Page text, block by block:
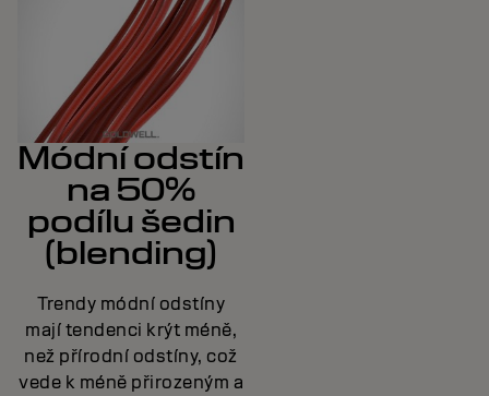
Módní odstín
na 50%
podílu šedin
(blending)
Trendy módní odstíny
mají tendenci krýt méně,
než přírodní odstíny, což
vede k méně přirozeným a